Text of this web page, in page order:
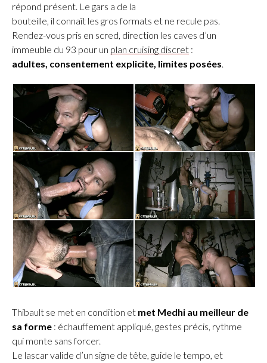
répond présent. Le gars a de la
bouteille, il connaît les gros formats et ne recule pas.
Rendez-vous pris en scred, direction les caves d’un
immeuble du 93 pour un plan cruising discret :
adultes, consentement explicite, limites posées.
Thibault se met en condition et met Medhi au meilleur de
sa forme : échauffement appliqué, gestes précis, rythme
qui monte sans forcer.
Le lascar valide d’un signe de tête, guide le tempo, et